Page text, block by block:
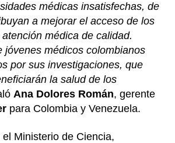
médicas insatisfechas, de
a mejorar el acceso de los
médica de calidad.
jóvenes médicos colombianos
por sus investigaciones, que
la salud de los
Ana Dolores Román, gerente
para Colombia y Venezuela.
Ministerio de Ciencia,